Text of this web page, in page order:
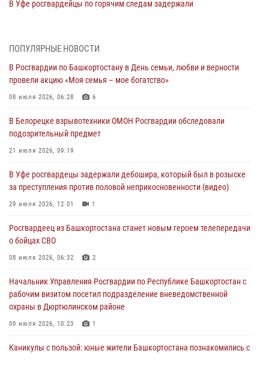
В Уфе росгвардейцы по горячим следам задержали
Башкортостана ответил на вопросы граждан
30 июля 2026, 12:54
за преступления против половой неприкосновенности (видео)
29 июля 2026, 12:01
Башкортостана проведет прямую линию
29 июля 2026, 10:52
Росгвардию
29 июля 2026, 04:15
ПОПУЛЯРНЫЕ НОВОСТИ
В Росгвардии по Башкортостану в День семьи, любви и верности
провели акцию «Моя семья – мое богатство»
08 июля 2026, 06:28 6
В Белорецке взрывотехники ОМОН Росгвардии обследовали
подозрительный предмет
21 июля 2026, 09:19
В Уфе росгвардецы задержали дебошира, который был в розыске
за преступления против половой неприкосновенности (видео)
29 июля 2026, 12:01 1
Росгвардеец из Башкортостана станет новым героем телепередачи
о бойцах СВО
08 июля 2026, 06:32 2
Начальник Управления Росгвардии по Республике Башкортостан с
рабочим визитом посетил подразделение вневедомственной
охраны в Дюртюлинском районе
09 июля 2026, 10:23 1
Каникулы с пользой: юные жители Башкортостана познакомились с